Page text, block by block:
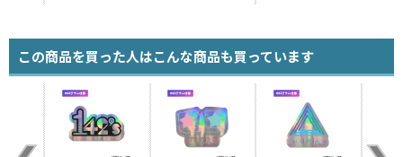
この商品を買った人はこんな商品も買っています